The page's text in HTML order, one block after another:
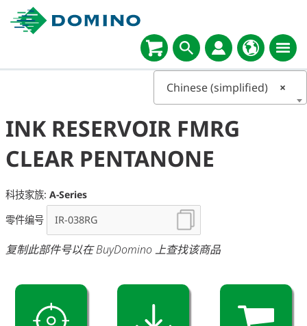
×
Chinese (simplified)
INK RESERVOIR FMRG
CLEAR PENTANONE
科技家族: A-Series
零件编号
复制此部件号以在 BuyDomino 上查找该商品